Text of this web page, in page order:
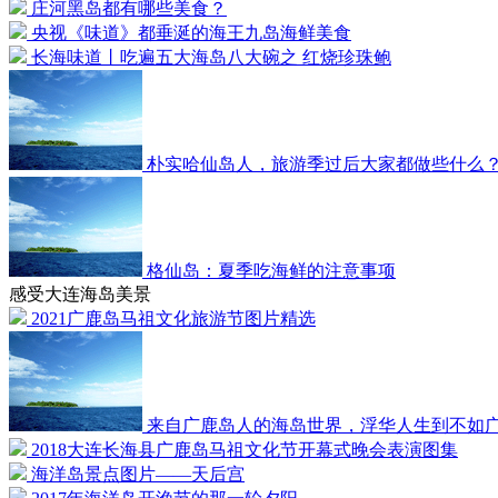
庄河黑岛都有哪些美食？
央视《味道》都垂涎的海王九岛海鲜美食
长海味道丨吃遍五大海岛八大碗之 红烧珍珠鲍
朴实哈仙岛人，旅游季过后大家都做些什么？
格仙岛：夏季吃海鲜的注意事项
感受大连海岛美景
2021广鹿岛马祖文化旅游节图片精选
来自广鹿岛人的海岛世界，浮华人生到不如
2018大连长海县广鹿岛马祖文化节开幕式晚会表演图集
海洋岛景点图片——天后宫